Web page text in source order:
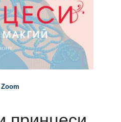
Zoom